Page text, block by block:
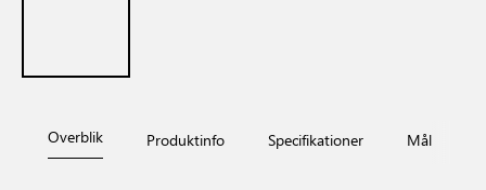
Overblik Produktinfo Specifikationer Mål